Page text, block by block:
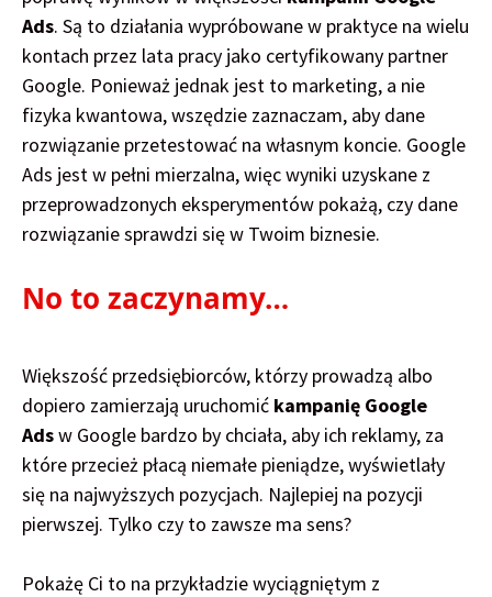
Ads. Są to działania wypróbowane w praktyce na wielu
kontach przez lata pracy jako certyfikowany partner
Google. Ponieważ jednak jest to marketing, a nie
fizyka kwantowa, wszędzie zaznaczam, aby dane
rozwiązanie przetestować na własnym koncie. Google
Ads jest w pełni mierzalna, więc wyniki uzyskane z
przeprowadzonych eksperymentów pokażą, czy dane
rozwiązanie sprawdzi się w Twoim biznesie.
No to zaczynamy…
Większość przedsiębiorców, którzy prowadzą albo
dopiero zamierzają uruchomić kampanię Google
Adsw Google bardzo by chciała, aby ich reklamy, za
które przecież płacą niemałe pieniądze, wyświetlały
się na najwyższych pozycjach. Najlepiej na pozycji
pierwszej. Tylko czy to zawsze ma sens?
Pokażę Ci to na przykładzie wyciągniętym z